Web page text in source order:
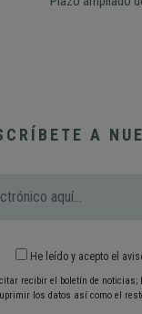
A
He leído y acepto el
recibir el boletín de
los datos así como el